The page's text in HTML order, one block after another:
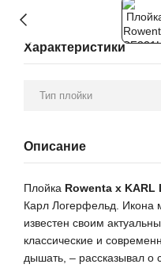
Характеристики
Тип плойки
Описание
Плойка Rowenta x KARL
Карл Логерфельд. Икона
известен своим
классические и
дышать, – рассказывал о